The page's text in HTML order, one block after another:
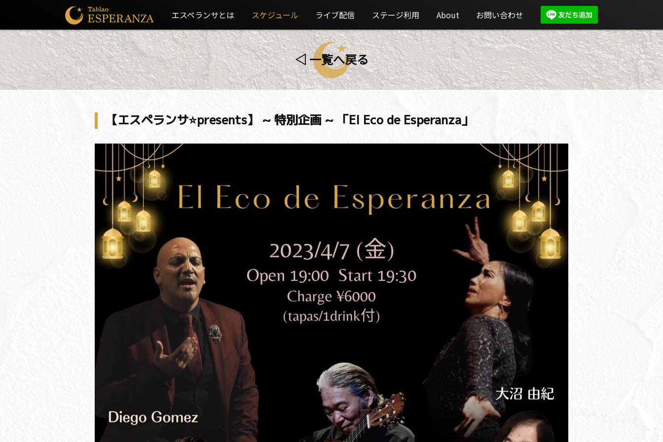
エスペランサとは スケジュール ライブ配信 ステージ利用 About お問い合わせ
◁ 一覧へ戻る
【エスペランサ⭐️presents】 ~ 特別企画 ~ 「El Eco de Esperanza」